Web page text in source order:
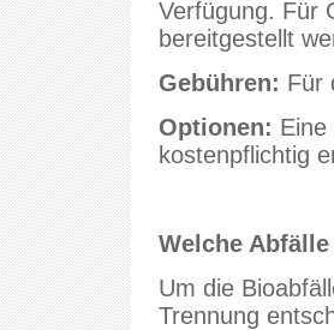
Verfügung. Für
bereitgestellt
Gebühren: Für
Optionen:
kostenpflichtig
Welche
Um die
Trennung